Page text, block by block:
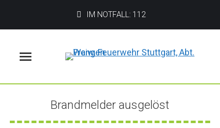
IM NOTFALL: 112
Brandmelder ausgelöst
Sie befinden sich hier: